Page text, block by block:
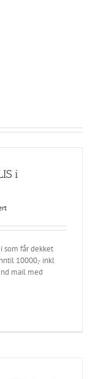
i
som får dekket
10000,- inkl
mail med